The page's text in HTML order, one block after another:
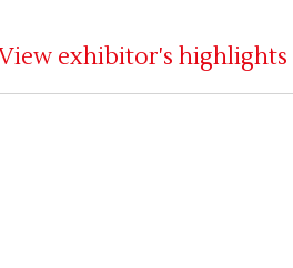
exhibitor's highlights